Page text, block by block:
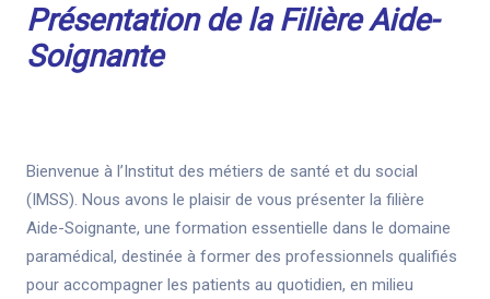
Présentation de la Filière Aide-
Soignante
Bienvenue à l’Institut des métiers de santé et du social
(IMSS). Nous avons le plaisir de vous présenter la filière
Aide-Soignante, une formation essentielle dans le domaine
paramédical, destinée à former des professionnels qualifiés
pour accompagner les patients au quotidien, en milieu